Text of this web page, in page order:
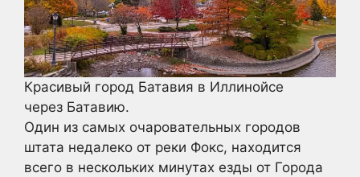
Красивый город Батавия в Иллинойсе
через Батавию.
Один из самых очаровательных городов
штата недалеко от реки Фокс, находится
всего в нескольких минутах езды от Города